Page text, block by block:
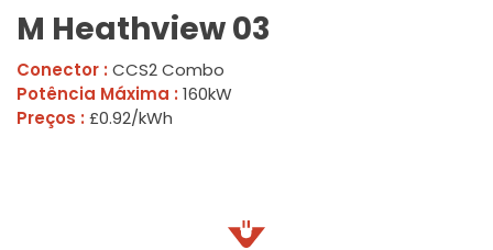
M Heathview 03
Conector : CCS2 Combo
Potência Máxima : 160kW
Preços : £0.92/kWh